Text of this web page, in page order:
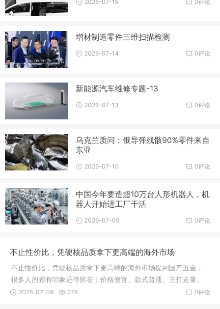
0评论
2026-07-15
增材制造零件三维扫描检测
0评论
2026-07-14
新能源汽车维修专题-13
0评论
2026-07-13
乌克兰质问：俄导弹残骸90%零件来自
东亚
0评论
2026-07-10
中国今年要造超10万台人形机器人，机
器人开始进工厂干活
0评论
2026-07-09
不止性价比，凭硬核品质拿下更高端的海外市场
不止性价比，凭硬核品质拿下更高端的海外市场提到国产五金，
很多人的固有印象还停留在：价格便宜、款式普通、主打走量。
但真实的南通五金，早已悄悄完成一轮从有量到有质、从走量到
0评论
2026-07-09 278